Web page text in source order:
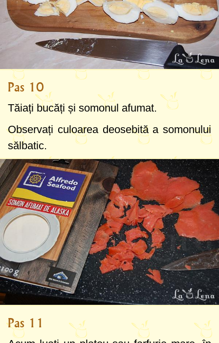
Pas 10
Tăiați bucăți și somonul afumat.
Observați culoarea deosebită a somonului
sălbatic.
Pas 11